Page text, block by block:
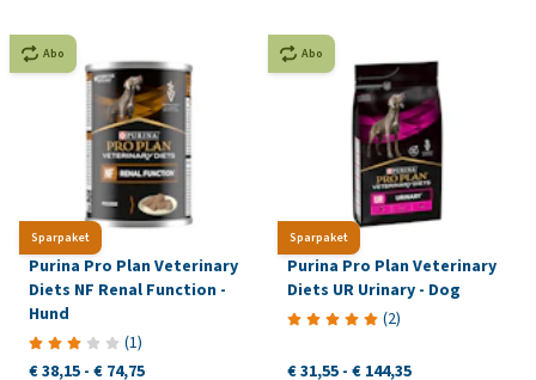
Sparpaket
Abo
Purina Pro Plan Veterinary
Diets NF Renal Function -
Hund
(1)
€ 38,15 - € 74,75
Sparpaket
Abo
Purina Pro Plan Veterinary
Diets UR Urinary - Dog
(2)
€ 31,55 - € 144,35